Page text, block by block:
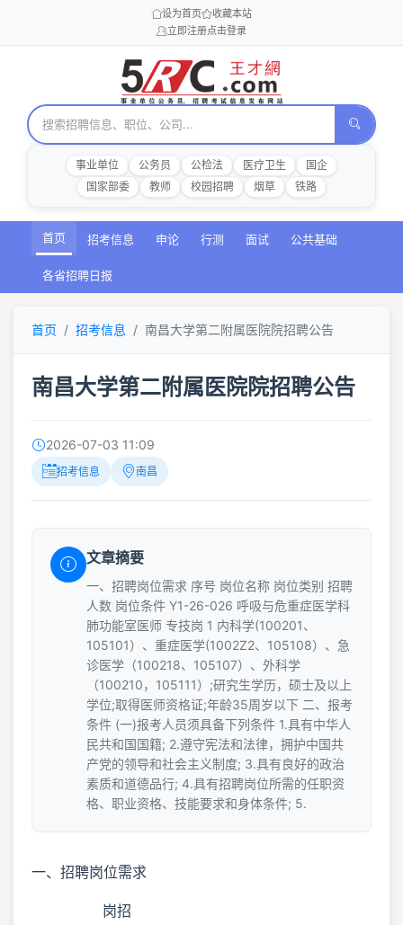
设为首页
收藏本站
立即注册点击登录
事业单位 公务员 公检法 医疗卫生
国企
国家部委
教师 校园招聘 烟草 铁路
首页 招考信息 申论 行测 面试 公共基础
各省招聘日报
首页 招考信息 南昌大学第二附属医院院招聘公告
南昌大学第二附属医院院招聘公告
2026-07-03 11:09
招考信息 南昌
文章摘要
一、招聘岗位需求 序号 岗位名称 岗位类别 招聘
人数 岗位条件 Y1-26-026 呼吸与危重症医学科
肺功能室医师 专技岗 1 内科学(100201、
105101）、重症医学(1002Z2、105108）、急
诊医学（100218、105107）、外科学
（100210，105111）;研究生学历，硕士及以上
学位;取得医师资格证;年龄35周岁以下 二、报考
条件 (一)报考人员须具备下列条件 1.具有中华人
民共和国国籍; 2.遵守宪法和法律，拥护中国共
产党的领导和社会主义制度; 3.具有良好的政治
素质和道德品行; 4.具有招聘岗位所需的任职资
格、职业资格、技能要求和身体条件; 5.
一、招聘岗位需求
岗招